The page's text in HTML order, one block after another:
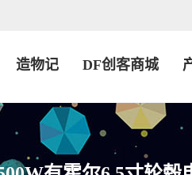
造物记 DF创客商城